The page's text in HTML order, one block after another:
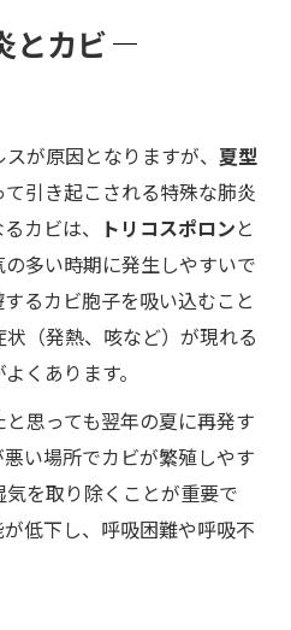
とカビ
が原因となりますが、 夏型
引き起こされる特殊な肺炎
カビは、 トリコスポロンと
多い時期に発生しやすいで
るカビ胞子を吸い込むこと
（発熱、咳など）が現れる
くあります。
思っても翌年の夏に再発す
い場所でカビが繁殖しやす
を取り除くことが重要で
低下し、呼吸困難や呼吸不